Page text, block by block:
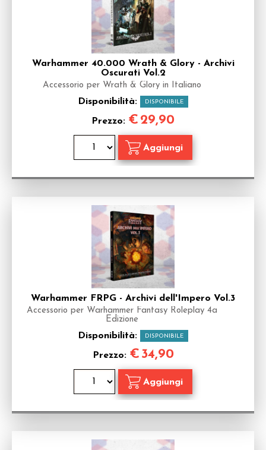
Warhammer 40.000 Wrath & Glory - Archivi
Oscurati Vol.2
Accessorio per Wrath & Glory in Italiano
Disponibilità: DISPONIBILE
Prezzo: € 29,90
Warhammer FRPG - Archivi dell'Impero Vol.3
Accessorio per Warhammer Fantasy Roleplay 4a
Edizione
Disponibilità: DISPONIBILE
Prezzo: € 34,90